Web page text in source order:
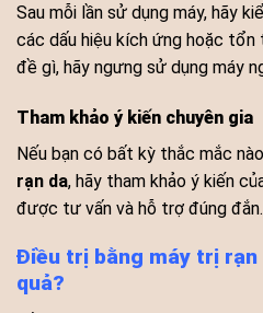
Sau mỗi lần sử dụng máy, hãy
các dấu hiệu kích ứng hoặc
đề gì, hãy ngưng sử dụng máy
Tham khảo ý kiến chuyên gia
Nếu bạn có bất kỳ thắc mắc
rạn da, hãy tham khảo ý kiến
được tư vấn và hỗ trợ đúng đắn.
Điều trị bằng máy trị
quả?